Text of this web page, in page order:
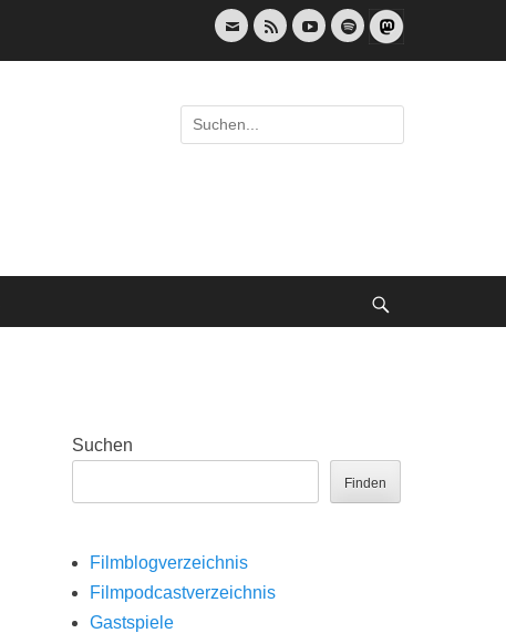
E-
Mail
Feed YouTubeSpotify
Suche
nach:
Suchen
Finden
Filmblogverzeichnis
Filmpodcastverzeichnis
Gastspiele